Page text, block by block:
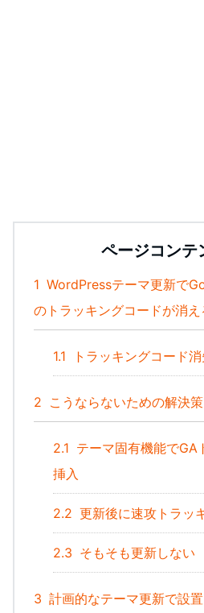
ページコンテ
1 WordPressテーマ更新で
のトラッキングコードが消え
1.1 トラッキングコード
2 こうならないための解決策
2.1 テーマ固有機能でGA
挿入
2.2 更新後に速攻トラッ
2.3 そもそも更新しない
3 計画的なテーマ更新で設